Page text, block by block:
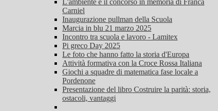
L'ambiente e il concorso in memoria di Franca
Carniel
Inaugurazione pullman della Scuola
Marcia in blu 21 marzo 2025
Incontro tra scuola e lavoro - Lamitex
Pi greco Day 2025
Le foto che hanno fatto la storia d'Europa
Attività formativa con la Croce Rossa Italiana
Giochi a squadre di matematica fase locale a
Pordenone
Presentazione del libro Costruire la parità: storia,
ostacoli, vantaggi